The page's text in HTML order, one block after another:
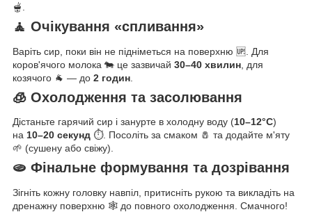
🫕.
🧘 Очікування «спливання»
Варіть сир, поки він не підніметься на поверхню 🆙. Для
коров'ячого молока 🐄 це зазвичай 30–40 хвилин , для
козячого 🐐 — до 2 годин
🧊 Охолодження та засолювання
Дістаньте гарячий сир і занурте в холодну воду (10–12°C)
на 10–20 секунд ⏱️. Посоліть за смаком 🧂 та додайте м'яту
🌱 (сушену або свіжу).
🫓 Фінальне формування та дозрівання
Зігніть кожну головку навпіл, притисніть рукою та викладіть на
дренажну поверхню 🕸️ до повного охолодження. Смачного!